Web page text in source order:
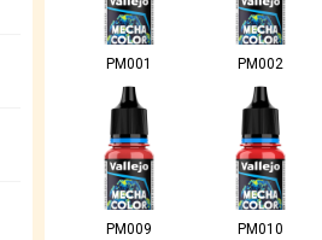
PM001 PM002
PM009 PM010